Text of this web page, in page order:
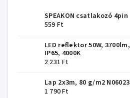
SPEAKON csatlakozó 4pin
559 Ft
LED reflektor 50W, 3700lm,
IP65, 4000K
2 231 Ft
Lap 2x3m, 80 g/m2 N06023
1 790 Ft